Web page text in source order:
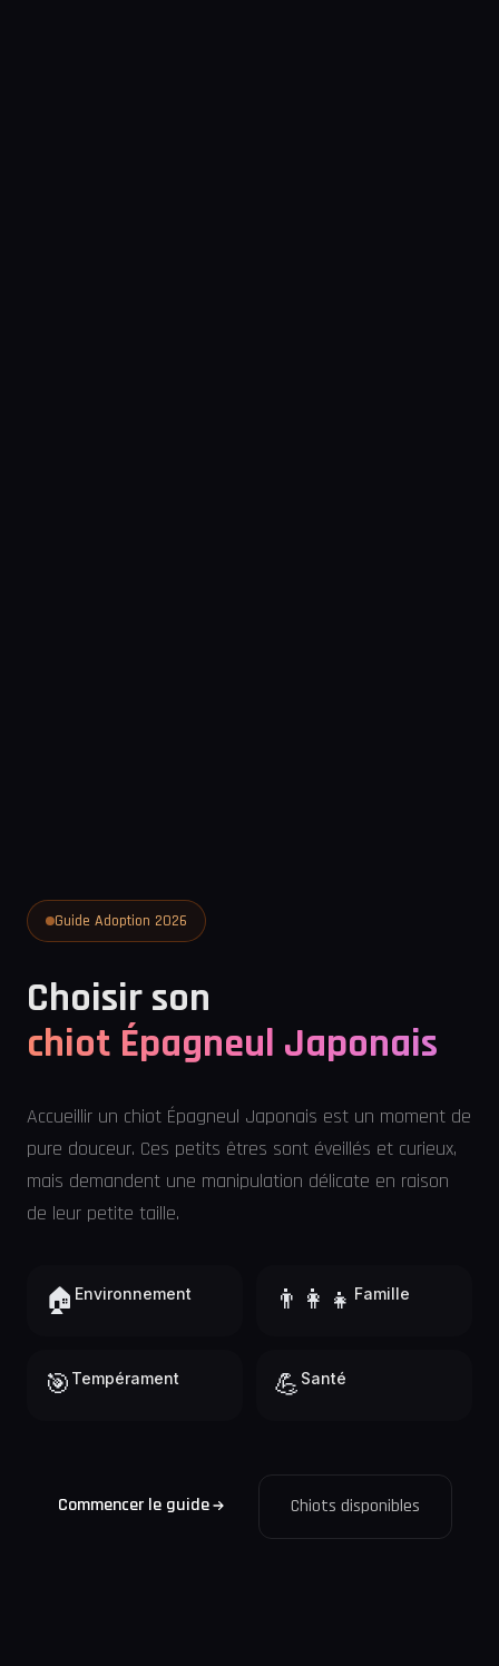
Guide Adoption 2026
Choisir son
chiot Épagneul Japonais
Accueillir un chiot Épagneul Japonais est un moment de
pure douceur. Ces petits êtres sont éveillés et curieux,
mais demandent une manipulation délicate en raison
de leur petite taille.
🏠 Environnement 👨‍👩‍👧 Famille
🎯 Tempérament 💪 Santé
Commencer le guide Chiots disponibles